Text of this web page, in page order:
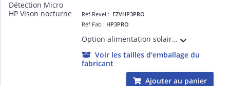
Réf Rexel : EZVHP3PRO
Réf Fab : HP3PRO
Option alimentation solaire ou filaire/Mémoire eMMC 32Go intégré/Détection des mouvements humains/Alarme anti-sabotage/Vision nocturne/Conversation bidirectionnelle/Protection de vie privée avec changement de voix/Panneau solaire inclus
Voir les tailles d'emballage du
fabricant
Ajouter au panier